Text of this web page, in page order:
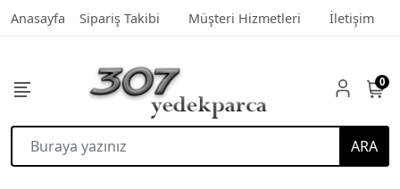
Anasayfa Sipariş Takibi Müşteri Hizmetleri İletişim
ARA
0